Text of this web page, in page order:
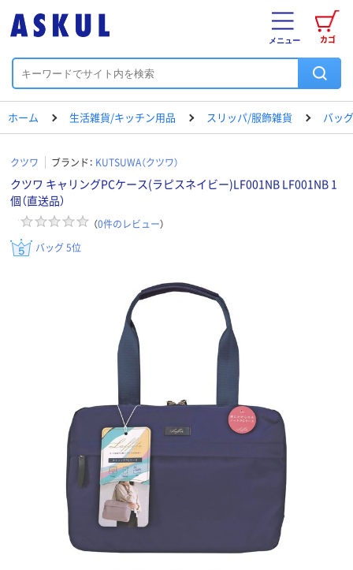
カゴ
メニュー
ホーム 生活雑貨/キッチン用品 スリッパ/服飾雑貨 バッグ
クツワ ブランド： KUTSUWA（クツワ）
クツワ キャリングPCケース(ラピスネイビー)LF001NB LF001NB 1
個（直送品）
（0件のレビュー）
バッグ 5位